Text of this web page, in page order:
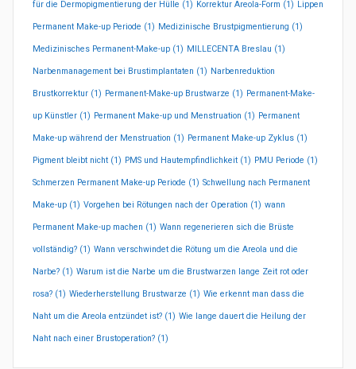
für die Dermopigmentierung der Hülle (1) Korrektur Areola-Form (1) Lippen
Permanent Make-up Periode (1) Medizinische Brustpigmentierung (1)
Medizinisches Permanent-Make-up (1) MILLECENTA Breslau (1)
Narbenmanagement bei Brustimplantaten (1) Narbenreduktion
Brustkorrektur (1) Permanent-Make-up Brustwarze (1) Permanent-Make-
up Künstler (1) Permanent Make-up und Menstruation (1) Permanent
Make-up während der Menstruation (1) Permanent Make-up Zyklus (1)
Pigment bleibt nicht (1) PMS und Hautempfindlichkeit (1) PMU Periode (1)
Schmerzen Permanent Make-up Periode (1) Schwellung nach Permanent
Make-up (1) Vorgehen bei Rötungen nach der Operation (1) wann
Permanent Make-up machen (1) Wann regenerieren sich die Brüste
vollständig? (1) Wann verschwindet die Rötung um die Areola und die
Narbe? (1) Warum ist die Narbe um die Brustwarzen lange Zeit rot oder
rosa? (1) Wiederherstellung Brustwarze (1) Wie erkennt man dass die
Naht um die Areola entzündet ist? (1) Wie lange dauert die Heilung der
Naht nach einer Brustoperation? (1)